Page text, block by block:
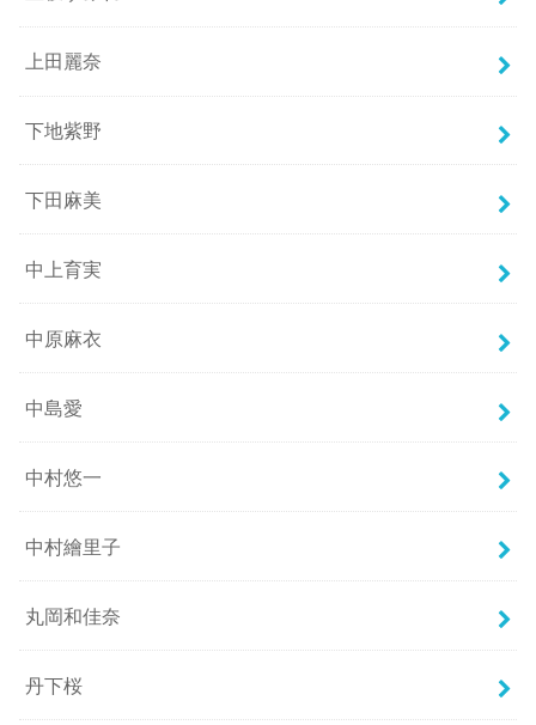
上田麗奈
下地紫野
下田麻美
中上育実
中原麻衣
中島愛
中村悠一
中村繪里子
丸岡和佳奈
丹下桜